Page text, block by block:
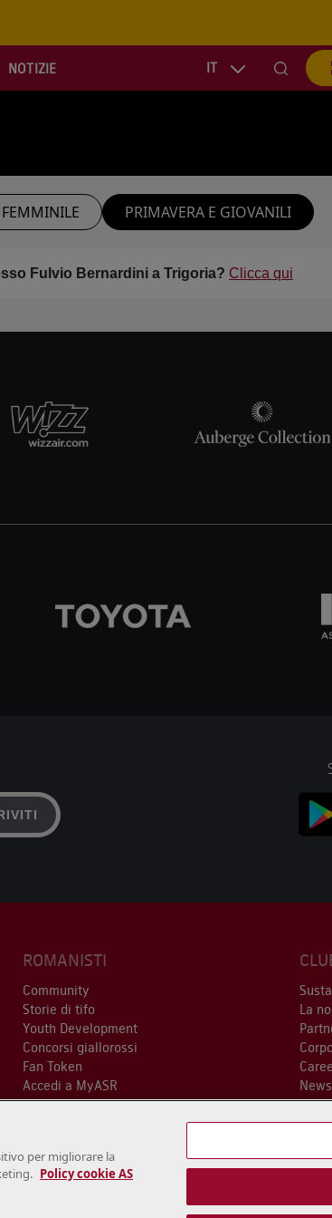
NOTIZIE IT Search
FEMMINILE PRIMAVERA E GIOVANILI
Fulvio Bernardini a Trigoria? Clicca qui
ROMANISTI
Community
Storie di tifo
Youth Development
Concorsi giallorossi
Fan Token
Accedi a MyASR
La
Informativa Privacy Termini e
per migliorare la
Policy cookie AS